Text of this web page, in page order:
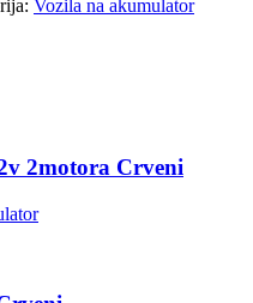
Vozila na akumulator
2motora Crveni